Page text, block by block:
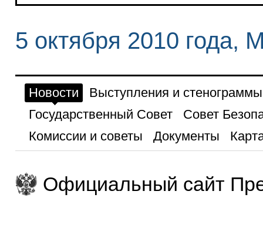
5 октября 2010 года,
Новости
Выступления и стенограммы
Государственный Совет
Совет
Комиссии и советы
Документы
Официальный сайт